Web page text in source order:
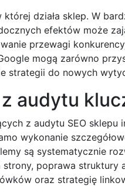
działa sklep. W
efektów może
przewagi
mogą zarówno
strategii do nowych
audytu
z audytu SEO
wykonanie
są systematycznie
poprawa struktury
oraz strategię